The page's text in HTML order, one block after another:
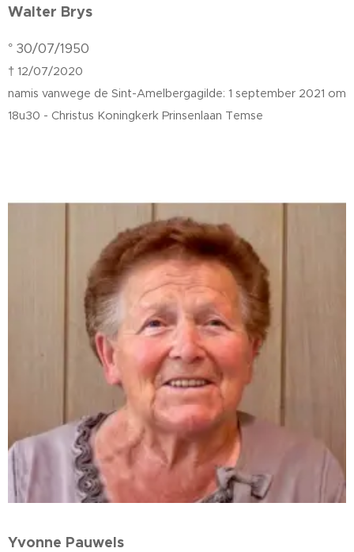
Walter Brys
° 30/07/1950
† 12/07/2020
namis vanwege de Sint-Amelbergagilde: 1 september 2021 om
18u30 - Christus Koningkerk Prinsenlaan Temse
Yvonne Pauwels